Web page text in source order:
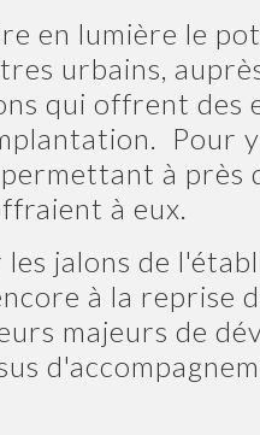
en lumière le
urbains,
qui offrent des
Pour
à
à eux.
jalons de
à la reprise
majeurs de